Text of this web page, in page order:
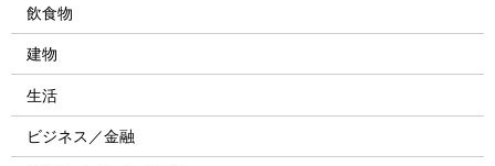
飲食物
建物
生活
ビジネス／金融